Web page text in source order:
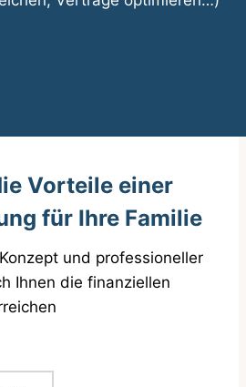
Vorteile einer
für Ihre Familie
und professioneller
Ihnen die finanziellen